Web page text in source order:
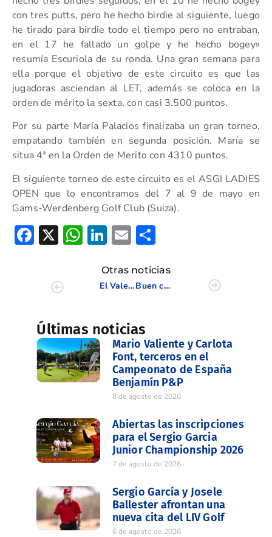
con tres putts, pero he hecho birdie al siguiente, luego
he tirado para birdie todo el tiempo pero no entraban,
en el 17 he fallado un golpe y he hecho bogey»
resumía Escuriola de su ronda. Una gran semana para
ella porque el objetivo de este circuito es que las
jugadoras asciendan al LET, además se coloca en la
orden de mérito la sexta, con casi 3.500 puntos.
Por su parte María Palacios finalizaba un gran torneo,
empatando también en segunda posición. María se
situa 4ª en la Orden de Merito con 4310 puntos.
El siguiente torneo de este circuito es el ASGI LADIES
OPEN que lo encontramos del 7 al 9 de mayo en
Gams-Werdenberg Golf Club (Suiza).
Facebook
X WhatsApp
LinkedIn
Email
Otras noticias
El Valenciano Vicente Chulia gana el titulo al Mejor Clubmaker de España
Buen comienzo de nuestros jugadores en el Campeonato de España Sub-16
Últimas noticias
Mario Valiente y Carlota
Font, terceros en el
Campeonato de España
Benjamín P&P
8 de agosto de 2026
Abiertas las inscripciones
para el Sergio Garcia
Junior Championship 2026
7 de agosto de 2026
Sergio García y Josele
Ballester afrontan una
nueva cita del LIV Golf
6 de agosto de 2026